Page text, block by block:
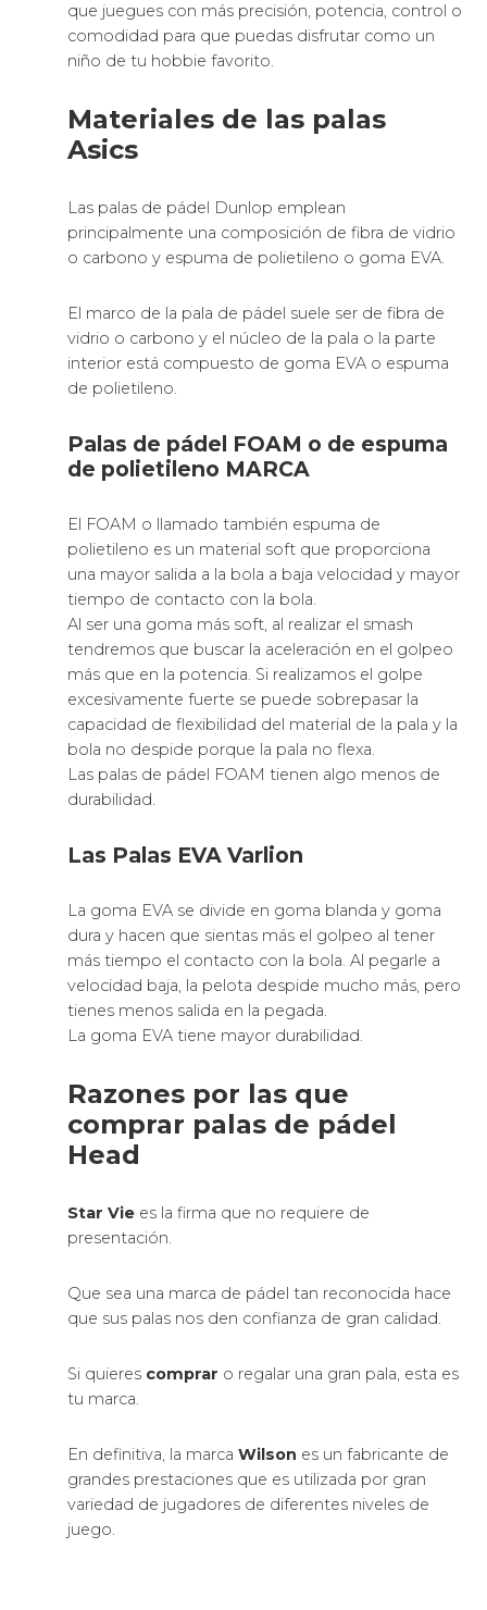
que juegues con más precisión, potencia, control o
comodidad para que puedas disfrutar como un
niño de tu hobbie favorito.
Materiales de las palas
Asics
Las palas de pádel Dunlop emplean
principalmente una composición de fibra de vidrio
o carbono y espuma de polietileno o goma EVA.
El marco de la pala de pádel suele ser de fibra de
vidrio o carbono y el núcleo de la pala o la parte
interior está compuesto de goma EVA o espuma
de polietileno.
Palas de pádel FOAM o de espuma
de polietileno MARCA
El FOAM o llamado también espuma de
polietileno es un material soft que proporciona
una mayor salida a la bola a baja velocidad y mayor
tiempo de contacto con la bola.
Al ser una goma más soft, al realizar el smash
tendremos que buscar la aceleración en el golpeo
más que en la potencia. Si realizamos el golpe
excesivamente fuerte se puede sobrepasar la
capacidad de flexibilidad del material de la pala y la
bola no despide porque la pala no flexa.
Las palas de pádel FOAM tienen algo menos de
durabilidad.
Las Palas EVA Varlion
La goma EVA se divide en goma blanda y goma
dura y hacen que sientas más el golpeo al tener
más tiempo el contacto con la bola. Al pegarle a
velocidad baja, la pelota despide mucho más, pero
tienes menos salida en la pegada.
La goma EVA tiene mayor durabilidad.
Razones por las que
comprar palas de pádel
Head
Star Vie es la firma que no requiere de
presentación.
Que sea una marca de pádel tan reconocida hace
que sus palas nos den confianza de gran calidad.
Si quieres comprar o regalar una gran pala, esta es
tu marca.
En definitiva, la marcaWilson es un fabricante de
grandes prestaciones que es utilizada por gran
variedad de jugadores de diferentes niveles de
juego.